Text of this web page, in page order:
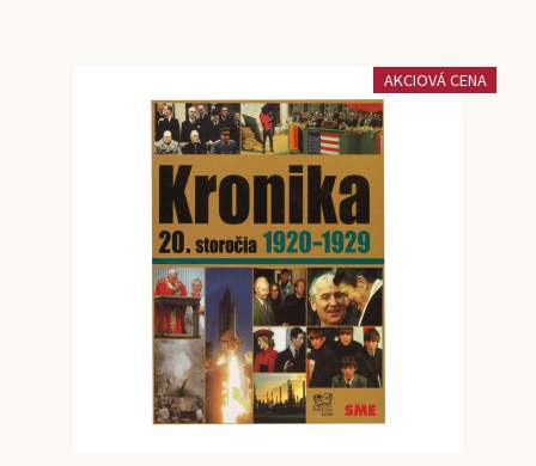
AKCIOVÁ CENA